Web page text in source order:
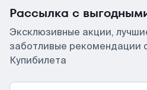
Рассылка с
Эксклюзивные акции,
заботливые рекомендации
Купибилета